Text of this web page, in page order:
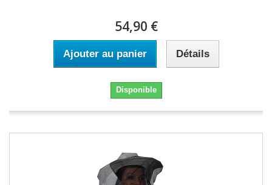
54,90 €
Ajouter au panier Détails
Disponible